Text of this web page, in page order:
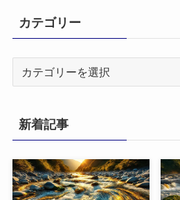
カテゴリー
リ
ー
新着記事